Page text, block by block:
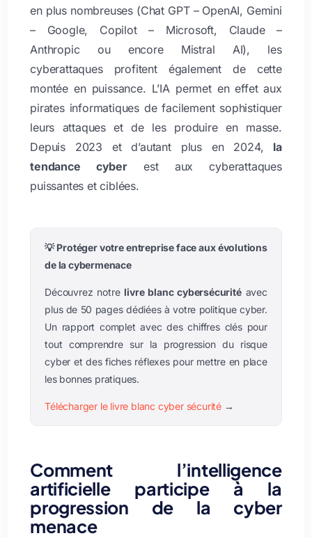
en plus nombreuses (Chat GPT – OpenAI, Gemini
– Google, Copilot – Microsoft, Claude –
Anthropic ou encore Mistral AI), les
cyberattaques profitent également de cette
montée en puissance. L’IA permet en effet aux
pirates informatiques de facilement sophistiquer
leurs attaques et de les produire en masse.
Depuis 2023 et d’autant plus en 2024, la
tendance cyberest aux cyberattaques
puissantes et ciblées.
💡 Protéger votre entreprise face aux évolutions
de la cybermenace
Découvrez notre livre blanc cybersécuritéavec
plus de 50 pages dédiées à votre politique cyber.
Un rapport complet avec des chiffres clés pour
tout comprendre sur la progression du risque
cyber et des fiches réflexes pour mettre en place
les bonnes pratiques.
Télécharger le livre blanc cyber sécurité→
Comment l’intelligence
artificielle participe à la
progression de la cyber
menace